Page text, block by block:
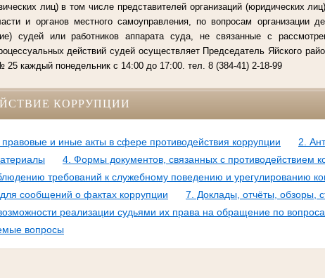
лиц) в том числе представителей организаций (юридических
и органов местного самоуправления, по вопросам организации
судей или работников аппарата суда, не связанные с
действий судей осуществляет Председатель Яйского
25 каждый понедельник с 14:00 до 17:00. тел. 8 (384-41) 2-18-99
КОРРУПЦИИ
и иные акты в сфере противодействия коррупции 2.
4. Формы документов, связанных с противодействием
требований к служебному поведению и урегулированию
сообщений о фактах коррупции
7. Доклады, отчёты, обзоры,
реализации судьями их права на обращение по
вопросы